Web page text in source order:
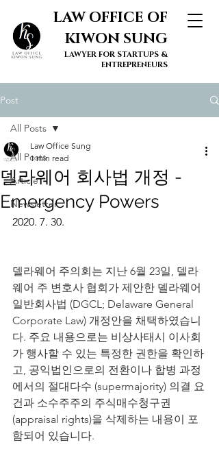
LAW OFFICE OF
KIWON SUNG
LAWYER FOR STARTUPS &
ENTREPRENEURS
Post
All Posts
Article
Newsletter
All Posts
델라웨어 회사법 개정 -
Emergency Powers
Law Office Sung
1 min read
2020. 7. 30.
델라웨어 주의회는 지난 6월 23일, 델라
웨어 주 변호사 협회가 제안한 델라웨어
일반회사법 (DGCL; Delaware General
Corporate Law) 개정안을 채택하였습니
다. 주요 내용으로는 비상사태시 이사회
가 행사할 수 있는 특정한 권한을 확인하
고, 공익법인으로의 전환이나 합병 과정
에서의 절대다수 (supermajority) 의결 요
건과 소수주주의 주식매수청구권
(appraisal rights)을 삭제하는 내용이 포
함되어 있습니다.